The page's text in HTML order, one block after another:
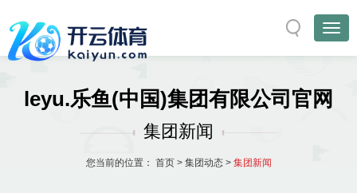
leyu.乐鱼(中国)集团有限公司官网
集团新闻
您当前的位置： 首页> 集团动态> 集团新闻